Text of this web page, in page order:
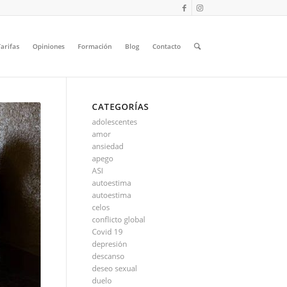
Opiniones Formación Blog Contacto
CATEGORÍAS
adolescentes
amor
ansiedad
apego
ASI
autoestima
autoestima
celos
conflicto global
Covid 19
depresión
descanso
deseo sexual
duelo